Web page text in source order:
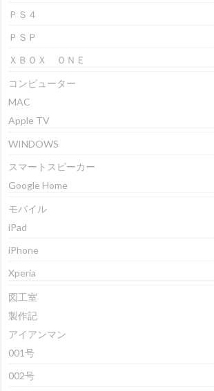
ＰＳ４
ＰＳＰ
ＸＢＯＸ ＯＮＥ
コンピューター
MAC
Apple TV
WINDOWS
スマートスピーカー
Google Home
モバイル
iPad
iPhone
Xperia
図工室
製作記
アイアンマン
001号
002号